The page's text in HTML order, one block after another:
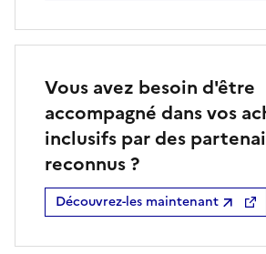
Vous avez besoin d'être
accompagné dans vos
inclusifs par des
reconnus ?
Découvrez-les maintenant